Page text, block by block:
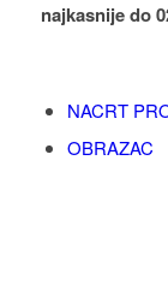
najkasnije do
NACRT
OBRAZAC